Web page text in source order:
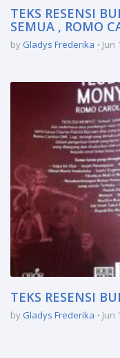
TEKS RESENSI
SEMUA , ROMO
by Gladys Frederika Jun
TEKS RESENSI
by Gladys Frederika Jun